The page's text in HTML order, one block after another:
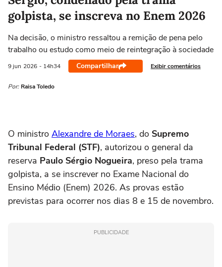
golpista, se inscreva no Enem 2026
Na decisão, o ministro ressaltou a remição de pena pelo
trabalho ou estudo como meio de reintegração à sociedade
9 jun 2026 - 14h34 Compartilhar Exibir comentários
Por: Raisa Toledo
O ministro Alexandre de Moraes, do Supremo
Tribunal Federal (STF), autorizou o general da
reserva Paulo Sérgio Nogueira, preso pela trama
golpista, a se inscrever no Exame Nacional do
Ensino Médio (Enem) 2026. As provas estão
previstas para ocorrer nos dias 8 e 15 de novembro.
PUBLICIDADE